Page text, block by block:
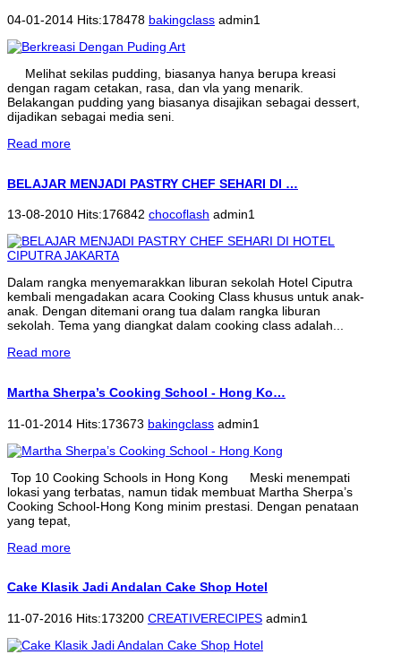
04-01-2014 Hits:178478 bakingclass admin1
Melihat sekilas pudding, biasanya hanya berupa kreasi
dengan ragam cetakan, rasa, dan vla yang menarik.
Belakangan pudding yang biasanya disajikan sebagai dessert,
dijadikan sebagai media seni.
Read more
BELAJAR MENJADI PASTRY CHEF SEHARI DI …
13-08-2010 Hits:176842 chocoflash admin1
Dalam rangka menyemarakkan liburan sekolah Hotel Ciputra
kembali mengadakan acara Cooking Class khusus untuk anak-
anak. Dengan ditemani orang tua dalam rangka liburan
sekolah. Tema yang diangkat dalam cooking class adalah...
Read more
Martha Sherpa’s Cooking School - Hong Ko…
11-01-2014 Hits:173673 bakingclass admin1
Top 10 Cooking Schools in Hong Kong Meski menempati
lokasi yang terbatas, namun tidak membuat Martha Sherpa’s
Cooking School-Hong Kong minim prestasi. Dengan penataan
yang tepat,
Read more
Cake Klasik Jadi Andalan Cake Shop Hotel
11-07-2016 Hits:173200 CREATIVERECIPES admin1